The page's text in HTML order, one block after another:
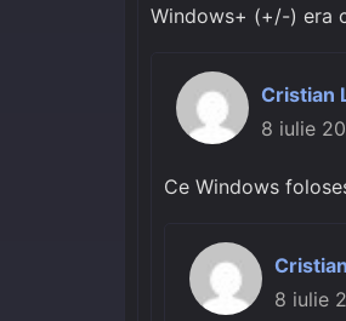
Windows+ (+/-) era
Cristian
8 iulie
Ce Windows
8 iulie